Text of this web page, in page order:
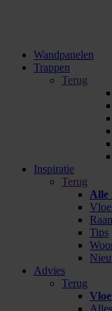
Wandpanelen
Trappen
Terug
Inspiratie
Terug
Alle
Tips
Advies
Terug